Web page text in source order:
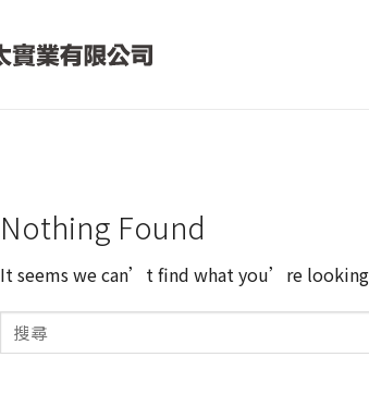
Nothing Found
It seems we can’t find what you’re looking